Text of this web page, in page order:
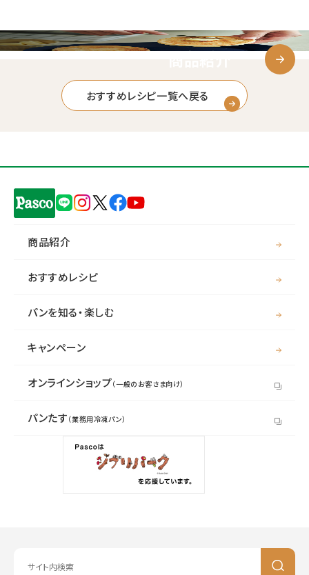
おすすめレシピ一覧へ戻る
商品紹介
おすすめレシピ
パンを知る・楽しむ
キャンペーン
オンラインショップ（一般のお客さま向け）
パンたす （業務用冷凍パン）